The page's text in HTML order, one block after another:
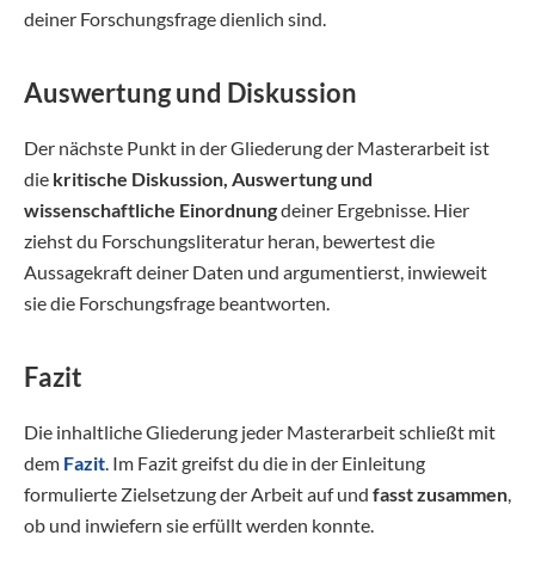
deiner Forschungsfrage dienlich sind.
Auswertung und Diskussion
Der nächste Punkt in der Gliederung der Masterarbeit ist
die kritische Diskussion, Auswertung und
wissenschaftliche Einordnungdeiner Ergebnisse. Hier
ziehst du Forschungsliteratur heran, bewertest die
Aussagekraft deiner Daten und argumentierst, inwieweit
sie die Forschungsfrage beantworten.
Fazit
Die inhaltliche Gliederung jeder Masterarbeit schließt mit
dem Fazit. Im Fazit greifst du die in der Einleitung
formulierte Zielsetzung der Arbeit auf und fasst zusammen,
ob und inwiefern sie erfüllt werden konnte.